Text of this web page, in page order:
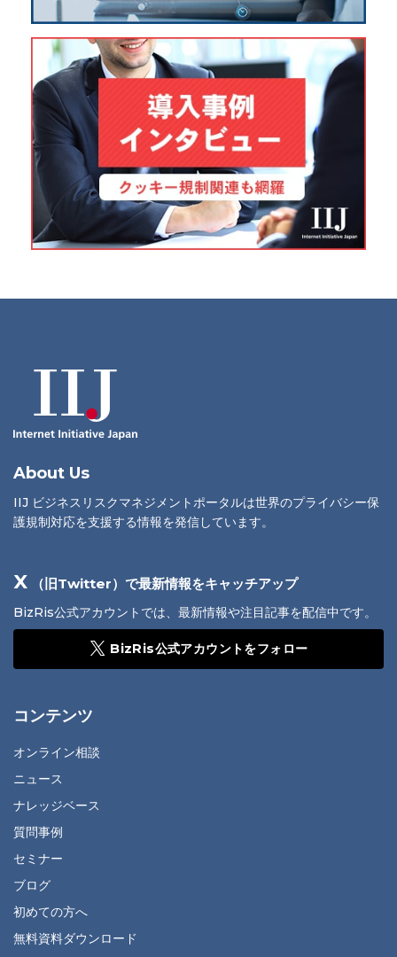
About Us
IIJ ビジネスリスクマネジメントポータルは世界のプライバシー保
護規制対応を支援する情報を発信しています。
X （旧Twitter）で最新情報をキャッチアップ
BizRis公式アカウントでは、最新情報や注目記事を配信中です。
BizRis公式アカウントをフォロー
コンテンツ
オンライン相談
ニュース
ナレッジベース
質問事例
セミナー
ブログ
初めての方へ
無料資料ダウンロード